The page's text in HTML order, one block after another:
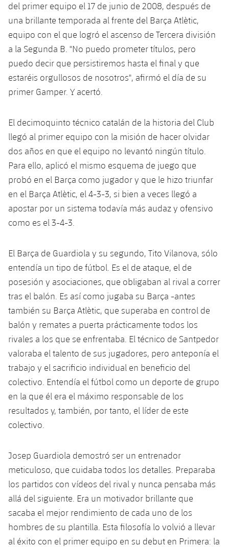
plusicon
más
Instalaciones
Spotify Camp Nou
Estadi Johan Cruyff
Barça Cafe
Ciutat Esportiva
La Masia
plusicon
más
Servicios
plusicon
más
Instalaciones
SUB13
SUB12
SUB11 A
SUB11 B
SUB10 A
SUB10 B
SUB9 A
SUB9 B
SUB8 A
SUB8 B
SUB13 B
SUB12 C
SUB11 C
Entradas
Gameday Shows
Resultados
Jugadores
Fotos
Historia
Palmarés
Base
Barça Atlètic
Junior
Cadete A
Infantil A
Infantil B
Mini
Campus Verano
PLUSICON
MÁS
Primer Equipo
plusicon
más
Actualidad
Entradas
Resultados
Clasificaciones
Jugadores
Historia
Palmarés
Barça Atlètic
plusicon
más
Calendario
Resultados
Clasificaciones
Jugadores
plusicon
más
Actualidad
Juvenil
Cadete A
Cadete B
Infantil B
PLUSICON
MÁS
Primer equipo
plusicon
más
Actualidad
Calendario
Entradas
Resultados
Clasificaciones
Jugadors
Fotos
Historia
Barça Atlètic
Actualidad
Calendario
Resultados
Jugadores
Clasificaciones
Base
Actualidad
Juvenil
Cadete
Infantil
Alevín
Campus Verano
PLUSICON
MÁS
Primer equipo
plusicon
más
Actualidad
Entradas
Resultados
Fotos
Historia
Palmarés
Barça Atlètic
plusicon
más
Actualidad
Resultados
Clasificaciones
Base
plusicon
más
Actualidad
Barça C
Juvenil
Infantil
Alevín
Campus Verano
PLUSICON
MÁS
plusicon
más
Noticias
Atletismo
plusicon
más
Actualidad
Masculino
Baloncesto en silla de ruedas
plusicon
más
Actualidad
Hockey sobre hielo
plusicon
del primer equipo el 17 de junio de 2008, después de
una brillante temporada al frente del Barça Atlètic,
equipo con el que logró el ascenso de Tercera división
a la Segunda B. "No puedo prometer títulos, pero
puedo decir que persistiremos hasta el final y que
estaréis orgullosos de nosotros", afirmó el día de su
primer Gamper. Y acertó.
El decimoquinto técnico catalán de la historia del Club
llegó al primer equipo con la misión de hacer olvidar
dos años en que el equipo no levantó ningún título.
Para ello, aplicó el mismo esquema de juego que
probó en el Barça como jugador y que le hizo triunfar
en el Barça Atlètic, el 4-3-3, si bien a veces llegó a
apostar por un sistema todavía más audaz y ofensivo
como es el 3-4-3.
El Barça de Guardiola y su segundo, Tito Vilanova, sólo
entendía un tipo de fútbol. Es el de ataque, el de
posesión y asociaciones, que obligaban al rival a correr
tras el balón. Es así como jugaba su Barça -antes
también su Barça Atlètic, que superaba en control de
balón y remates a puerta prácticamente todos los
rivales a los que se enfrentaba. El técnico de Santpedor
valoraba el talento de sus jugadores, pero anteponía el
trabajo y el sacrificio individual en beneficio del
colectivo. Entendía el fútbol como un deporte de grupo
en la que él era el máximo responsable de los
resultados y, también, por tanto, el líder de este
colectivo.
Josep Guardiola demostró ser un entrenador
meticuloso, que cuidaba todos los detalles. Preparaba
los partidos con vídeos del rival y nunca pensaba más
allá del siguiente. Era un motivador brillante que
sacaba el mejor rendimiento de cada uno de los
hombres de su plantilla. Esta filosofía lo volvió a llevar
al éxito con el primer equipo en su debut en Primera: la